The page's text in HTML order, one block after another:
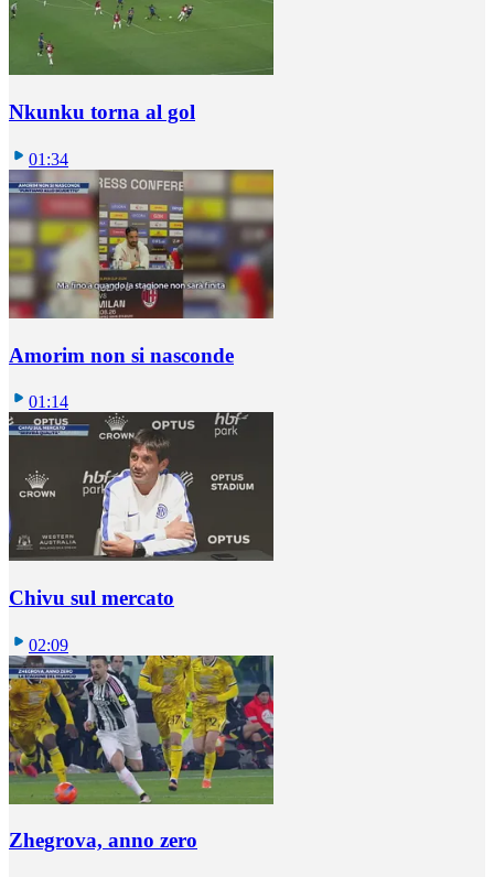
Nkunku torna al gol
01:34
Amorim non si nasconde
01:14
Chivu sul mercato
02:09
Zhegrova, anno zero